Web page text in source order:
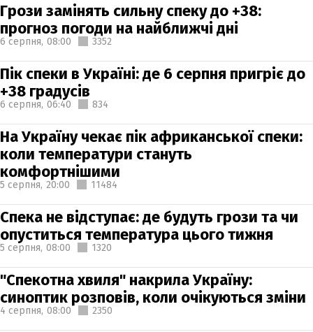
Грози замінять сильну спеку до +38:
прогноз погоди на найближчі дні
6 серпня, 08:00 3352
Пік спеки в Україні: де 6 серпня пригріє до
+38 градусів
6 серпня, 06:40 834
На Україну чекає пік африканської спеки:
коли температури стануть
комфортнішими
5 серпня, 20:00 11484
Спека не відступає: де будуть грози та чи
опуститься температура цього тижня
5 серпня, 08:00 1320
"Спекотна хвиля" накрила Україну:
синоптик розповів, коли очікуються зміни
4 серпня, 08:00 2350